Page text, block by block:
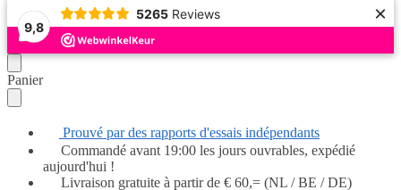
9,8
5265 Reviews ×
Continuer
la
navigation
Skip
to
main
Panier
Prouvé par des rapports d'essais indépendants
Commandé avant 19:00 les jours ouvrables, expédié
aujourd'hui !
Livraison gratuite à partir de € 60,= (NL / BE / DE)